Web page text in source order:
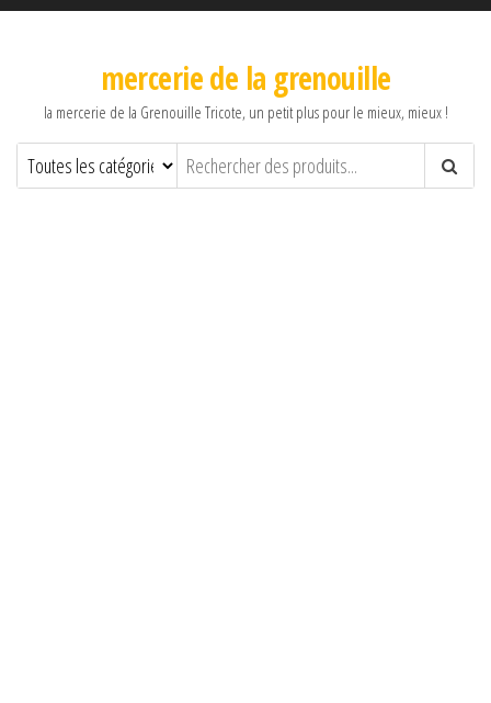
mercerie de la grenouille
la mercerie de la Grenouille Tricote, un petit plus pour le mieux, mieux !